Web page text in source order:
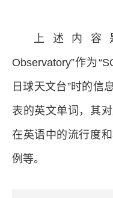
上述内容是
Observatory”作为
日球天文台”时的信
表的英文单词，其
在英语中的流行度
例等。